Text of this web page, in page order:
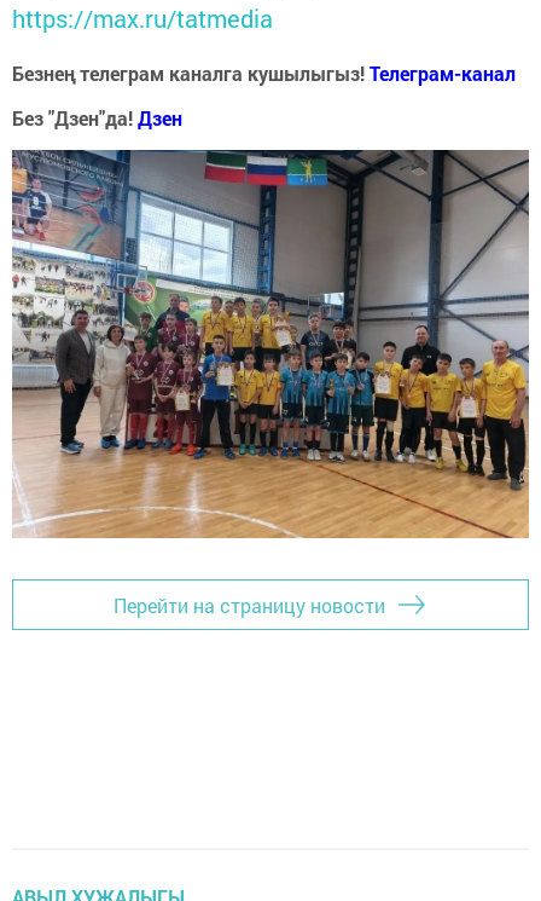
https://max.ru/tatmedia
Безнең телеграм каналга кушылыгыз!Телеграм-канал
Без "Дзен"да!Дзен
Перейти на страницу новости